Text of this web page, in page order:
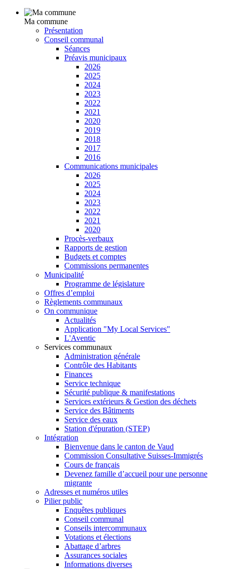
Ma commune
Présentation
Conseil communal
Séances
Préavis municipaux
2026
2025
2024
2023
2022
2021
2020
2019
2018
2017
2016
Communications municipales
2026
2025
2024
2023
2022
2021
2020
Procès-verbaux
Rapports de gestion
Budgets et comptes
Commissions permanentes
Municipalité
Programme de législature
Offres d’emploi
Règlements communaux
On communique
Actualités
Application "My Local Services"
L'Aventic
Services communaux
Administration générale
Contrôle des Habitants
Finances
Service technique
Sécurité publique & manifestations
Services extérieurs & Gestion des déchets
Service des Bâtiments
Service des eaux
Station d'épuration (STEP)
Intégration
Bienvenue dans le canton de Vaud
Commission Consultative Suisses-Immigrés
Cours de français
Devenez famille d’accueil pour une personne
migrante
Adresses et numéros utiles
Pilier public
Enquêtes publiques
Conseil communal
Conseils intercommunaux
Votations et élections
Abattage d’arbres
Assurances sociales
Informations diverses